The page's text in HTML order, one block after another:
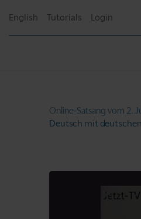
English Tutorials Login
Online-Satsang vom 2.
Deutsch mit